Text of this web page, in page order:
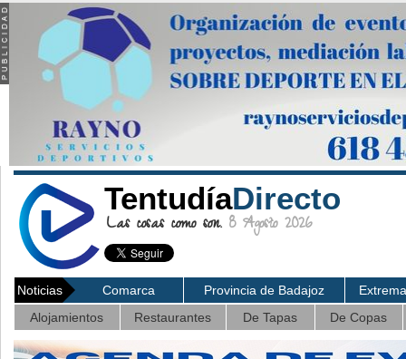
TentudíaDirecto
Las cosas como son. 8 Agosto 2026
Noticias Comarca Provincia de Badajoz
Alojamientos
Restaurantes De Tapas De Copas